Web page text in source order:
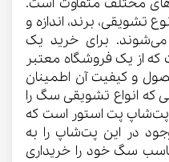
مختلف متفاوت است.
تشویقی، برند، اندازه و
برای خرید یک
از یک فروشگاه معتبر
و کیفیت آن اطمینان
که انواع تشویقی سگ را
پت‌شاپ پت استور است که
در این پت‌شاپ را به
سگ خود را خریداری